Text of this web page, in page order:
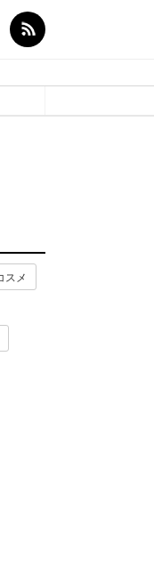
スメ